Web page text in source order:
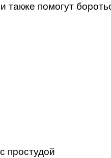
помогут
простудой